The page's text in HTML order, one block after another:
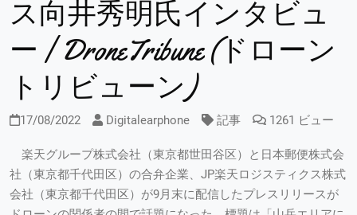
ス向井秀明氏インタビュ
ー | DroneTribune (ドローン
トリビューン)
17/08/2022 Digitalearphone 記事 1261 ビュー
楽天グループ株式会社（東京都世田谷区）と日本郵便株式会
社（東京都千代田区）の合弁企業、JP楽天ロジスティクス株式
会社（東京都千代田区）が9月末に配信したプレスリリースが